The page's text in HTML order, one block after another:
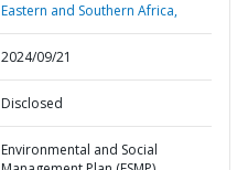
Eastern and Southern Africa,
2024/09/21
Disclosed
Environmental and Social